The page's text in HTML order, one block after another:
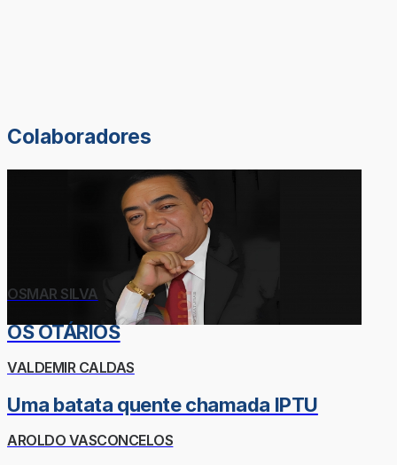
Colaboradores
OSMAR SILVA
OS OTÁRIOS
VALDEMIR CALDAS
Uma batata quente chamada IPTU
AROLDO VASCONCELOS